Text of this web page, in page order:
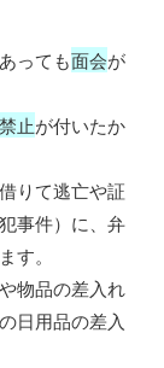
っても面会が
止が付いたか
りて逃亡や証
事件）に、弁
す。
物品の差入れ
日用品の差入